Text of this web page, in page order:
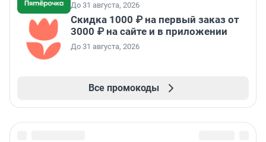
До 31 августа, 2026
Скидка 1000 ₽ на первый заказ от
3000 ₽ на сайте и в приложении
До 31 августа, 2026
Все промокоды